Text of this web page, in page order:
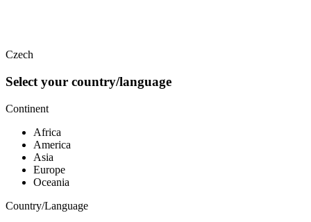
Czech
Select your country/language
Continent
Africa
America
Asia
Europe
Oceania
Country/Language